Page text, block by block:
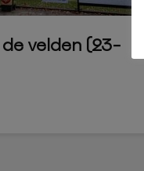
velden (23-